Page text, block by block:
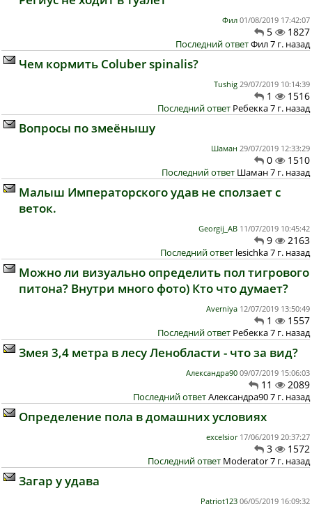
Фил 01/08/2019 17:42:07
5 1827
Последний ответФил 7 г. назад
Чем кормить Coluber spinalis?
Tushig 29/07/2019 10:14:39
1 1516
Последний ответ Ребекка 7 г. назад
Вопросы по змеёнышу
Шаман 29/07/2019 12:33:29
0 1510
Последний ответ Шаман 7 г. назад
Малыш Императорского удав не сползает с
веток.
Georgij_AB 11/07/2019 10:45:42
9 2163
Последний ответ lesichka 7 г. назад
Можно ли визуально определить пол тигрового
питона? Внутри много фото) Кто что думает?
Averniya 12/07/2019 13:50:49
1 1557
Последний ответ Ребекка 7 г. назад
Змея 3,4 метра в лесу Ленобласти - что за вид?
Александра90 09/07/2019 15:06:03
11 2089
Последний ответАлександра90 7 г. назад
Определение пола в домашних условиях
excelsior 17/06/2019 20:37:27
3 1572
Последний ответ Moderator 7 г. назад
Загар у удава
Patriot123 06/05/2019 16:09:32